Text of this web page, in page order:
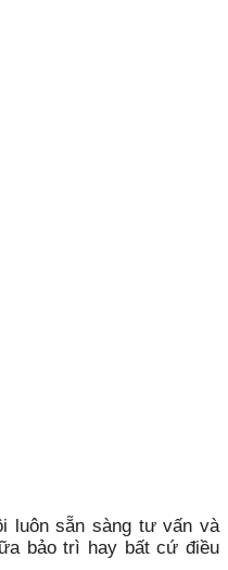
luôn sẵn sàng tư vấn và
bảo trì hay bất cứ điều